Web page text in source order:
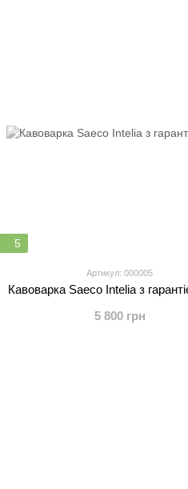
5
Артикул: 000005
Кавоварка Saeco Intelia з
5 800 грн